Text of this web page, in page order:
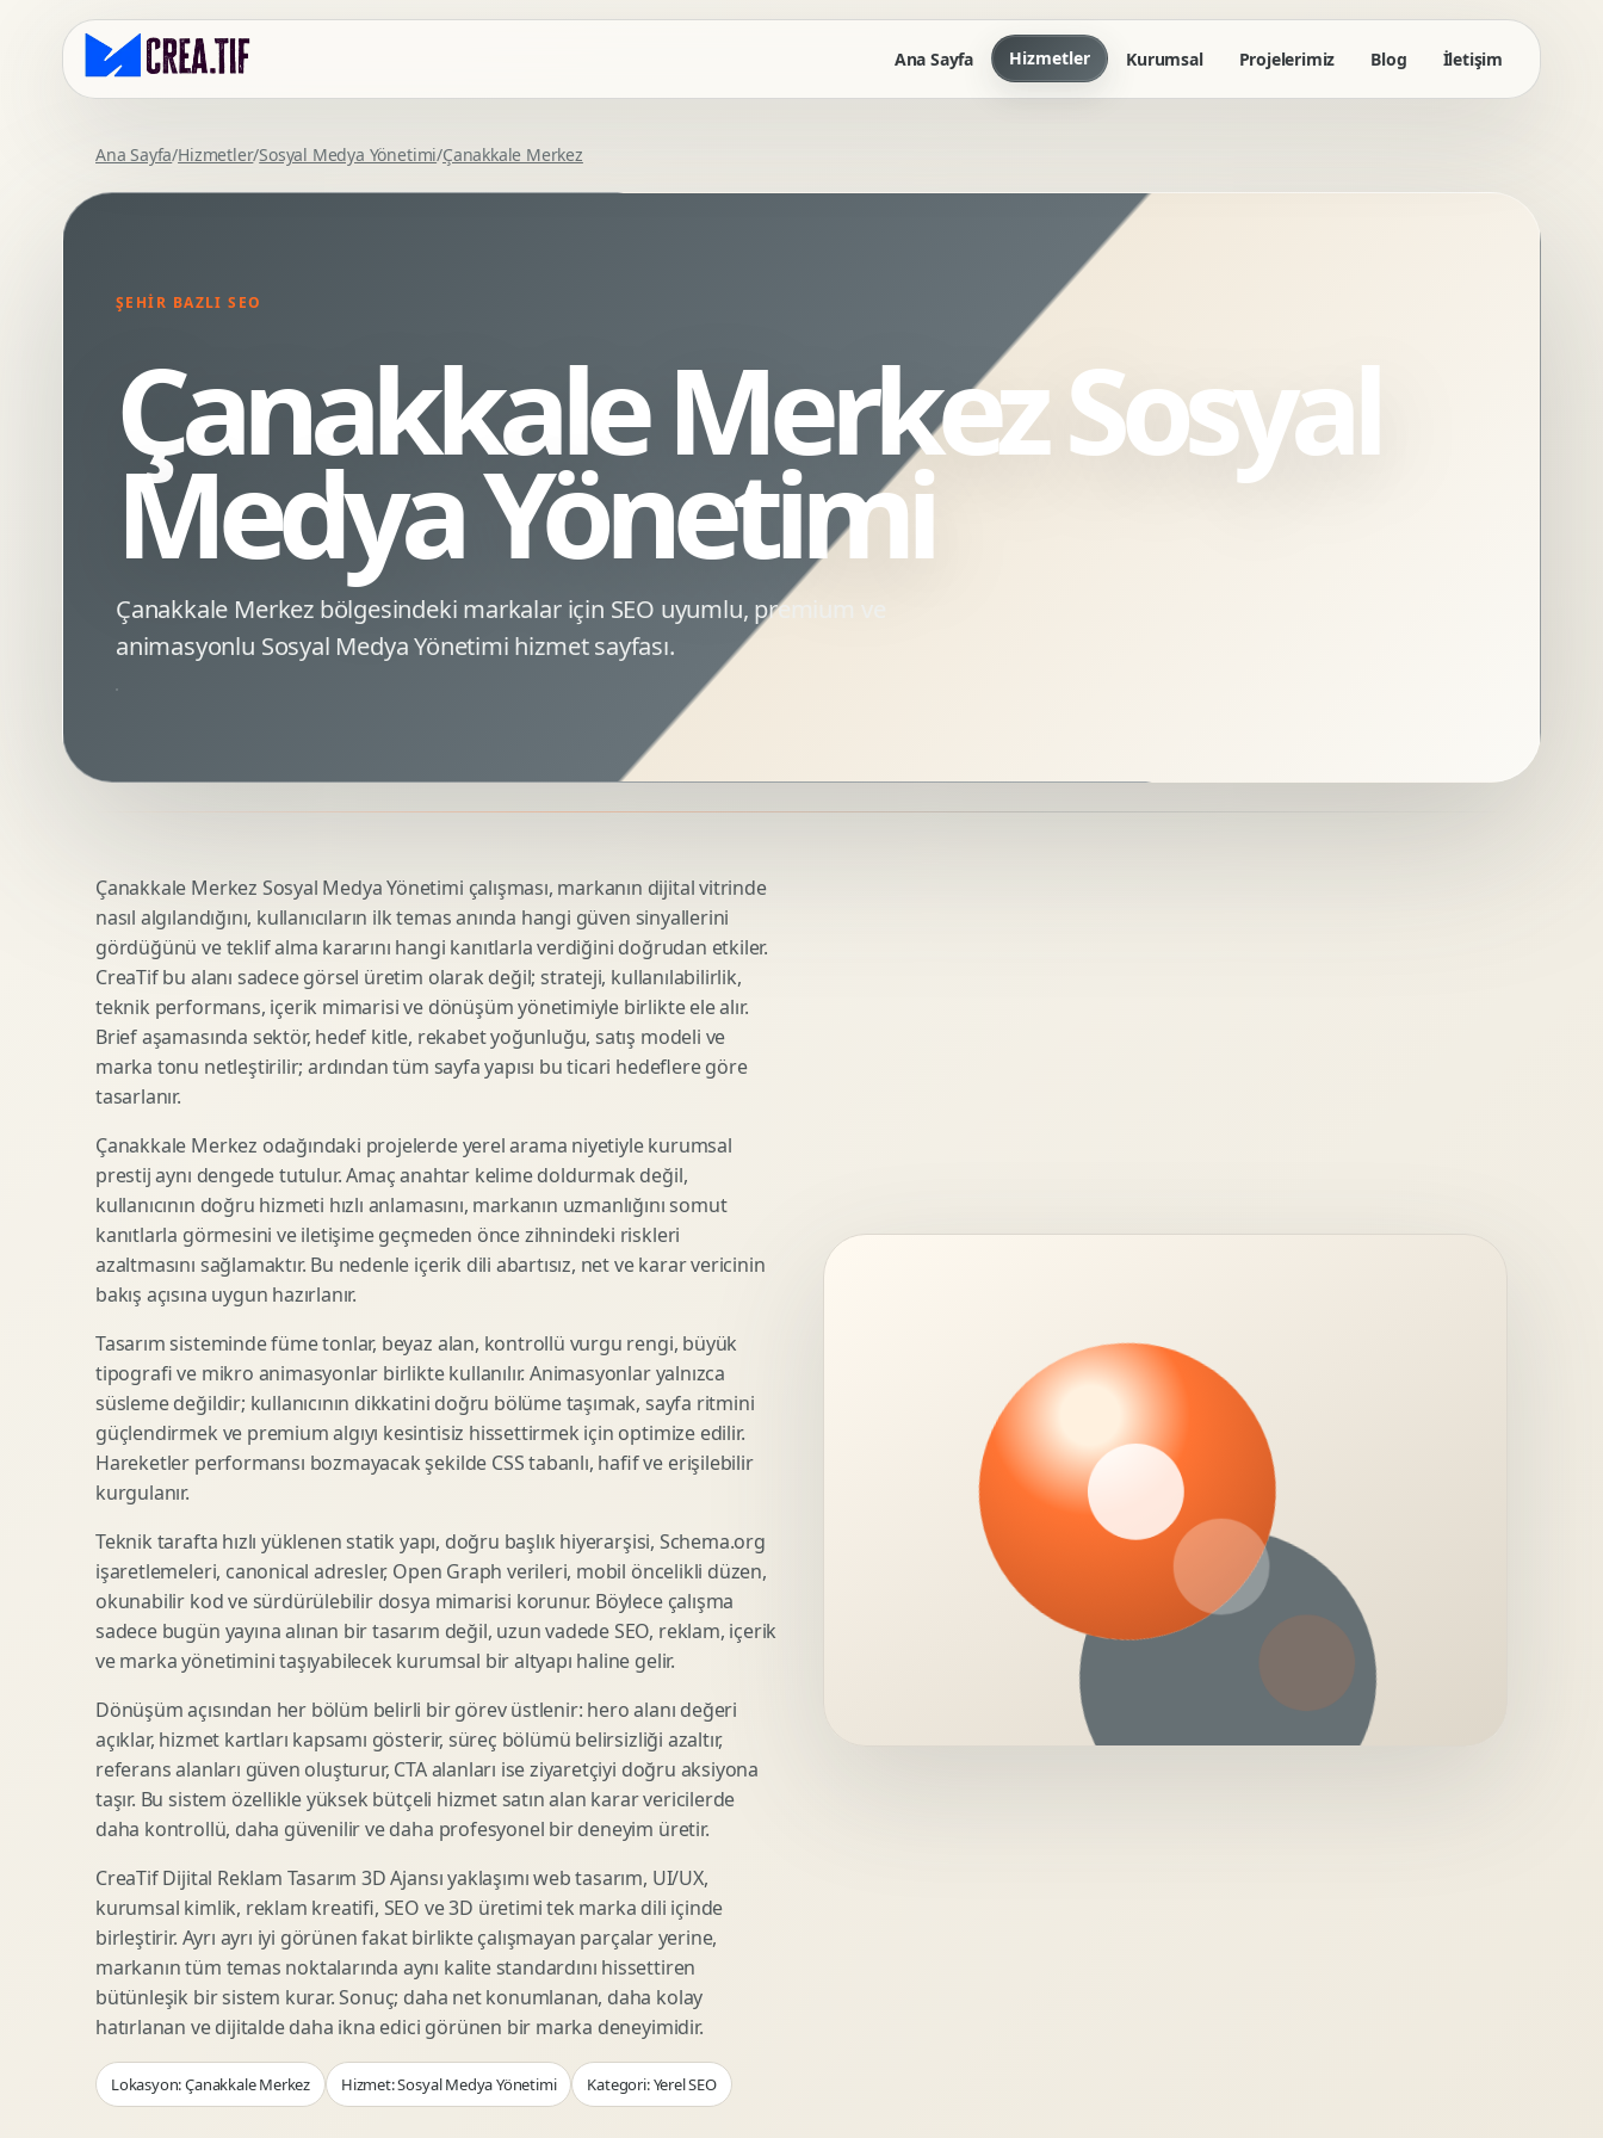
Ana Sayfa Hizmetler
Kurumsal Web Tasarim
SEO Uyumlu Web Tasarim
Webflow Web Tasarim
Framer Web Tasarim
Kurumsal Site Yenileme
Dashboard UI Tasarimi
Conversion UX Optimizasyonu
Kurumsal Dokuman Tasarimi
Ofis Ici Gorsel Kimlik
Kurumsal Katalog Tasarimi
Minimal Logo Tasarimi
Amblem Tasarimi
Logo Revizyonu
Tipografik Logo Tasarimi
Startup Logo Tasarimi
Google Ads Reklam Tasarimi
Meta Ads Reklam Tasarimi
Kampanya Stratejisi
Performans Reklam Kreatifleri
Sosyal Medya Kreatif Tasarimi
Reels Kapak Tasarimi
Topluluk Yonetimi
Instagram Grid Tasarimi
Linkedin Icerik Tasarimi
Sosyal Medya Stratejisi
SEO Denetimi
E Ticaret SEO
Uluslararasi SEO
SEO Icerik Stratejisi
Schema Markup Optimizasyonu
Urun Gorsellestirme
3D Reklam Gorseli
Cgi Kampanya Gorseli
Motion 3D
3D Karakter Tasarimi
3D Stand Tasarimi
3D Lansman Filmi
3D Urun Modelleme
Mimari 3D Gorsellestirme
Endustriyel Modelleme
Oyun Asset Modelleme
Low Poly Modelleme
High Poly Modelleme
Teknik Modelleme
Premium Ambalaj Tasarimi
Etiket Tasarimi
Kutu Tasarimi
Raf Gorunurlugu
Gida Ambalaj Tasarimi
Kozmetik Ambalaj Tasarimi
E Ticaret Kutu Tasarimi
Ambalaj Mockup Tasarimi
Afis Tasarimi
Brosur Tasarimi
Sosyal Medya Gorsel Tasarimi
Sunum Tasarimi
Katalog Tasarimi
Infografik Tasarimi
Fuaye Gorsel Tasarimi
Kurumsal Ilan Tasarimi
Marka Stratejisi
Marka Konumlandirma
Rekabet Analizi
Hedef Kitle Analizi
Marka Mimarisi
Deger Onerisi Tasarimi
Pazara Giris Stratejisi
Shopify Tasarim
Woocommerce Tasarim
Eticaret UX Optimizasyonu
Kategori Sayfasi Tasarimi
Sepet Odeme UX
Eticaret SEO Altyapisi
Lead Generation Landing Page
Reklam Landing Page
Webinar Landing Page
App Landing Page
Form Optimizasyonu
Sales Page Tasarimi
Display Banner Tasarimi
Video Reklam Kreatifi
Outdoor Reklam Tasarimi
Performans Kreatif Seti
Story Reklam Tasarimi
Statik Reklam Gorseli
Motion Banner Tasarimi
Logo Animasyonu
Mikro Animasyon Tasarimi
Reklam Motion Video
Arayuz Animasyonu
Sosyal Medya Motion
Webgl Deneyim Tasarimi
AI Gorsel Konsept
No Code Prototip
Veri Gorsellestirme
Kurumsal Projelerimiz Blog İletişim
Ana Sayfa/Hizmetler/Sosyal Medya Yönetimi/Çanakkale Merkez
ŞEHIR BAZLI SEO
Çanakkale Merkez Sosyal
Medya Yönetimi
Çanakkale Merkez bölgesindeki markalar için SEO uyumlu, premium ve
animasyonlu Sosyal Medya Yönetimi hizmet sayfası.
Çanakkale Merkez Sosyal Medya Yönetimi çalışması, markanın dijital vitrinde
nasıl algılandığını, kullanıcıların ilk temas anında hangi güven sinyallerini
gördüğünü ve teklif alma kararını hangi kanıtlarla verdiğini doğrudan etkiler.
CreaTif bu alanı sadece görsel üretim olarak değil; strateji, kullanılabilirlik,
teknik performans, içerik mimarisi ve dönüşüm yönetimiyle birlikte ele alır.
Brief aşamasında sektör, hedef kitle, rekabet yoğunluğu, satış modeli ve
marka tonu netleştirilir; ardından tüm sayfa yapısı bu ticari hedeflere göre
tasarlanır.
Çanakkale Merkez odağındaki projelerde yerel arama niyetiyle kurumsal
prestij aynı dengede tutulur. Amaç anahtar kelime doldurmak değil,
kullanıcının doğru hizmeti hızlı anlamasını, markanın uzmanlığını somut
kanıtlarla görmesini ve iletişime geçmeden önce zihnindeki riskleri
azaltmasını sağlamaktır. Bu nedenle içerik dili abartısız, net ve karar vericinin
bakış açısına uygun hazırlanır.
Tasarım sisteminde füme tonlar, beyaz alan, kontrollü vurgu rengi, büyük
tipografi ve mikro animasyonlar birlikte kullanılır. Animasyonlar yalnızca
süsleme değildir; kullanıcının dikkatini doğru bölüme taşımak, sayfa ritmini
güçlendirmek ve premium algıyı kesintisiz hissettirmek için optimize edilir.
Hareketler performansı bozmayacak şekilde CSS tabanlı, hafif ve erişilebilir
kurgulanır.
Teknik tarafta hızlı yüklenen statik yapı, doğru başlık hiyerarşisi, Schema.org
işaretlemeleri, canonical adresler, Open Graph verileri, mobil öncelikli düzen,
okunabilir kod ve sürdürülebilir dosya mimarisi korunur. Böylece çalışma
sadece bugün yayına alınan bir tasarım değil, uzun vadede SEO, reklam, içerik
ve marka yönetimini taşıyabilecek kurumsal bir altyapı haline gelir.
Dönüşüm açısından her bölüm belirli bir görev üstlenir: hero alanı değeri
açıklar, hizmet kartları kapsamı gösterir, süreç bölümü belirsizliği azaltır,
referans alanları güven oluşturur, CTA alanları ise ziyaretçiyi doğru aksiyona
taşır. Bu sistem özellikle yüksek bütçeli hizmet satın alan karar vericilerde
daha kontrollü, daha güvenilir ve daha profesyonel bir deneyim üretir.
CreaTif Dijital Reklam Tasarım 3D Ajansı yaklaşımı web tasarım, UI/UX,
kurumsal kimlik, reklam kreatifi, SEO ve 3D üretimi tek marka dili içinde
birleştirir. Ayrı ayrı iyi görünen fakat birlikte çalışmayan parçalar yerine,
markanın tüm temas noktalarında aynı kalite standardını hissettiren
bütünleşik bir sistem kurar. Sonuç; daha net konumlanan, daha kolay
hatırlanan ve dijitalde daha ikna edici görünen bir marka deneyimidir.
Lokasyon: Çanakkale Merkez Hizmet: Sosyal Medya Yönetimi Kategori: Yerel SEO